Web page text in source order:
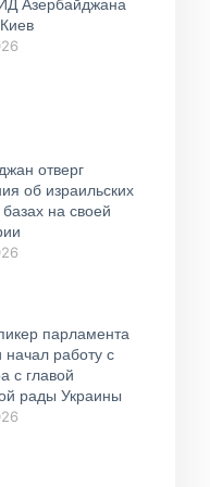
Азербайджана
отверг
об израильских
на своей
парламента
работу с
с главой
рады Украины